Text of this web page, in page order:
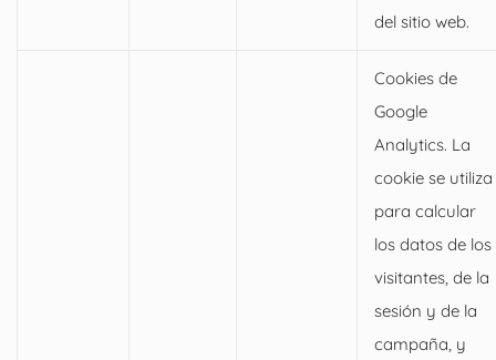
del sitio web.
Cookies de
Google
Analytics. La
cookie se utiliza
para calcular
los datos de los
visitantes, de la
sesión y de la
campaña, y